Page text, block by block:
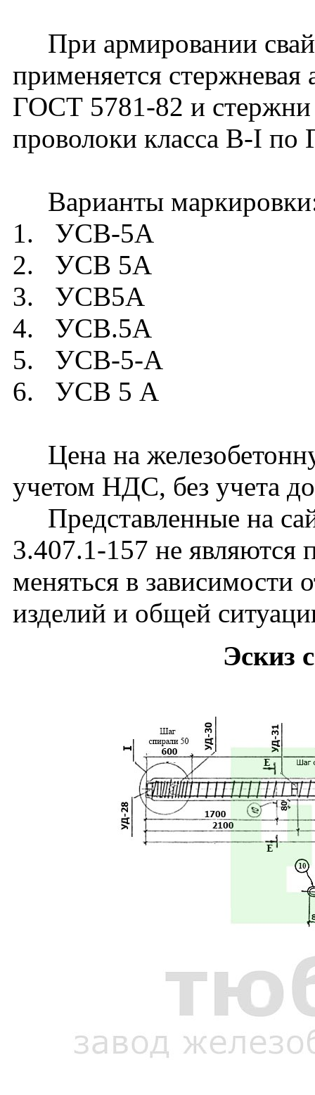
При армировании свай
применяется
ГОСТ 5781-82 и стержни
проволоки класса В-I
Варианты
1. УСВ-5А
2. УСВ 5А
3. УСВ5А
4. УСВ.5А
5. УСВ-5-А
6. УСВ 5 А
Цена на
учетом НДС, без учета
Представленные на
3.407.1-157 не являются
меняться в зависимости
изделий и общей
Эскиз